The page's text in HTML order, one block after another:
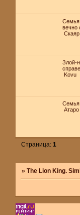
Семья
вечно
Скаяр
Злой-
Kovu
Семья
Атаро
Страница:1
»The Lion King.